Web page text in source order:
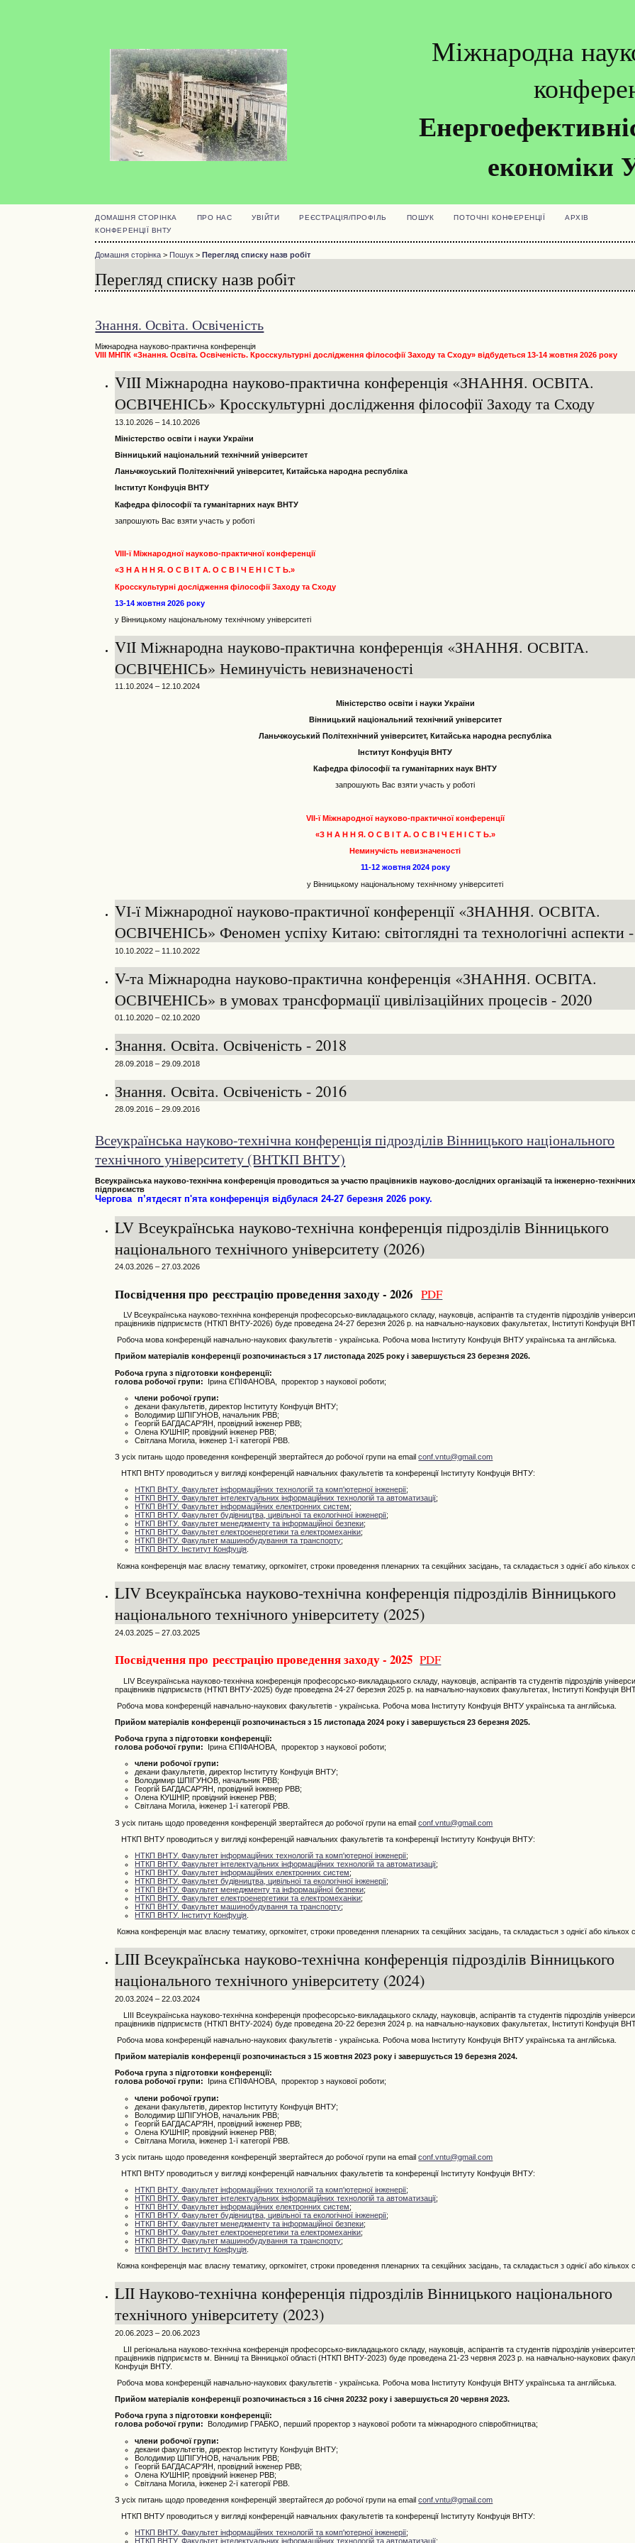
Міжнародна
економіки
ДОМАШНЯ СТОРІНКА ПРО НАС УВІЙТИ РЕЄСТРАЦІЯ/ПРОФІЛЬ ПОШУК ПОТОЧНІ КОНФЕРЕНЦІЇ
АРХІВ
КОНФЕРЕНЦІЇ ВНТУ
Домашня сторінка > Пошук > Перегляд списку назв робіт
Перегляд списку назв робіт
Знання. Освіта. Освіченість
Міжнародна науково-практична конференція
VIII МНПК «Знання. Освіта. Освіченість. Кросскультурні дослідження філософії Заходу та Сходу»відбудеться 13-14 жовтня 2026 року
VІII Міжнародна науково-практична конференція «ЗНАННЯ. ОСВІТА.
ОСВІЧЕНІСЬ» Кросскультурні дослідження філософії Заходу та Сходу
13.10.2026 – 14.10.2026
Міністерство освіти і науки України
Вінницький національний технічний університет
Ланьчжоуський Політехнічний університет, Китайська народна республіка
Інститут Конфуція ВНТУ
Кафедра філософії та гуманітарних наук ВНТУ
запрошують Вас взяти участь у роботі
VIII-ї Міжнародної науково-практичної конференції
«З Н А Н Н Я. О С В І Т А. О С В І Ч Е Н І С Т Ь.»
Кросскультурні дослідження філософії Заходу та Сходу
13-14 жовтня 2026 року
у Вінницькому національному технічному університеті
VІI Міжнародна науково-практична конференція «ЗНАННЯ. ОСВІТА.
ОСВІЧЕНІСЬ» Неминучість невизначеності
11.10.2024 – 12.10.2024
Міністерство освіти і науки України
Вінницький національний технічний університет
Ланьчжоуський Політехнічний університет, Китайська народна республіка
Інститут Конфуція ВНТУ
Кафедра філософії та гуманітарних наук ВНТУ
запрошують Вас взяти участь у роботі
VII-ї Міжнародної науково-практичної конференції
«З Н А Н Н Я. О С В І Т А. О С В І Ч Е Н І С Т Ь.»
Неминучість невизначеності
11-12 жовтня 2024 року
у Вінницькому національному технічному університеті
VІ-ї Міжнародної науково-практичної конференції «ЗНАННЯ. ОСВІТА.
ОСВІЧЕНІСЬ» Феномен успіху Китаю: світоглядні та технологічні аспекти
10.10.2022 – 11.10.2022
V-та Міжнародна науково-практична конференція «ЗНАННЯ. ОСВІТА.
ОСВІЧЕНІСЬ» в умовах трансформації цивілізаційних процесів - 2020
01.10.2020 – 02.10.2020
Знання. Освіта. Освіченість - 2018
28.09.2018 – 29.09.2018
Знання. Освіта. Освіченість - 2016
28.09.2016 – 29.09.2016
Всеукраїнська науково-технічна конференція підрозділів Вінницького національного
технічного університету (ВНТКП ВНТУ)
Всеукраїнськанауково-технічна конференціяпроводиться за участю працівників науково-дослідних організацій та інженерно-
підприємств
Чергова п’ятдесятп'ята конференція відбулася 24-27 березня 2026 року.
LV Всеукраїнська науково-технічна конференція підрозділів Вінницького
національного технічного університету (2026)
24.03.2026 – 27.03.2026
Посвідчення про реєстрацію проведення заходу - 2026 PDF
LV Всеукраїнська науково-технічна конференція професорсько-викладацького складу, науковців, аспірантів та студентів підрозділів
працівників підприємств (НТКП ВНТУ-2026) буде проведена 24-27 березня 2026 р. на навчально-наукових факультетах, Інституті Конфуція
Робоча мова конференцій навчально-наукових факультетів - українська. Робоча мова Інституту Конфуція ВНТУ українська та англійська.
Прийом матеріалів конференції розпочинається з 17 листопада 2025 року і завершується 23 березня 2026.
Робоча група з підготовки конференції:
голова робочої групи:
Ірина ЄПІФАНОВА, проректор з наукової роботи;
члени робочої групи:
декани факультетів, директор Інституту Конфуція ВНТУ;
Володимир ШПІГУНОВ, начальник РВВ;
Георгій БАГДАСАР'ЯН, провідний інженер РВВ;
Олена КУШНІР, провідний інженер РВВ;
Світлана Могила, інженер 1-ї категорії РВВ.
З усіх питань щодо проведення конференцій звертайтеся до робочої групи на emailconf.vntu@gmail.com
НТКП ВНТУ проводиться у вигляді конференцій навчальних факультетів та конференції Інституту Конфуція ВНТУ:
НТКП ВНТУ. Факультет інформаційних технологій та комп'ютерної інженерії;
НТКП ВНТУ. Факультет інтелектуальних інформаційних технологій та автоматизації;
НТКП ВНТУ. Факультет інформаційних електронних систем;
НТКП ВНТУ.Факультет будівництва, цивільної та екологічної інженерії;
НТКП ВНТУ. Факультет менеджменту та інформаційної безпеки;
НТКП ВНТУ. Факультет електроенергетики та електромеханіки;
НТКП ВНТУ. Факультет машинобудування та транспорту;
НТКП ВНТУ. Інститут Конфуція
Кожна конференція має власну тематику, оргкомітет, строки проведення пленарних та секційних засідань, та складається з однієї або кількох
LIV Всеукраїнська науково-технічна конференція підрозділів Вінницького
національного технічного університету (2025)
24.03.2025 – 27.03.2025
Посвідчення про реєстрацію проведення заходу - 2025 PDF
LIV Всеукраїнська науково-технічна конференція професорсько-викладацького складу, науковців, аспірантів та студентів підрозділів
працівників підприємств (НТКП ВНТУ-2025) буде проведена 24-27 березня 2025 р. на навчально-наукових факультетах, Інституті Конфуція
Робоча мова конференцій навчально-наукових факультетів - українська. Робоча мова Інституту Конфуція ВНТУ українська та англійська.
Прийом матеріалів конференції розпочинається з 15 листопада 2024 року і завершується 23 березня 2025.
Робоча група з підготовки конференції:
голова робочої групи:
Ірина ЄПІФАНОВА, проректор з наукової роботи;
члени робочої групи:
декани факультетів, директор Інституту Конфуція ВНТУ;
Володимир ШПІГУНОВ, начальник РВВ;
Георгій БАГДАСАР'ЯН, провідний інженер РВВ;
Олена КУШНІР, провідний інженер РВВ;
Світлана Могила, інженер 1-ї категорії РВВ.
З усіх питань щодо проведення конференцій звертайтеся до робочої групи на emailconf.vntu@gmail.com
НТКП ВНТУ проводиться у вигляді конференцій навчальних факультетів та конференції Інституту Конфуція ВНТУ:
НТКП ВНТУ. Факультет інформаційних технологій та комп'ютерної інженерії;
НТКП ВНТУ. Факультет інтелектуальних інформаційних технологій та автоматизації;
НТКП ВНТУ. Факультет інформаційних електронних систем;
НТКП ВНТУ.Факультет будівництва, цивільної та екологічної інженерії;
НТКП ВНТУ. Факультет менеджменту та інформаційної безпеки;
НТКП ВНТУ. Факультет електроенергетики та електромеханіки;
НТКП ВНТУ. Факультет машинобудування та транспорту;
НТКП ВНТУ. Інститут Конфуція
Кожна конференція має власну тематику, оргкомітет, строки проведення пленарних та секційних засідань, та складається з однієї або кількох
LIII Всеукраїнська науково-технічна конференція підрозділів Вінницького
національного технічного університету (2024)
20.03.2024 – 22.03.2024
LIII Всеукраїнська науково-технічна конференція професорсько-викладацького складу, науковців, аспірантів та студентів підрозділів
працівників підприємств (НТКП ВНТУ-2024) буде проведена 20-22 березня 2024 р. на навчально-наукових факультетах, Інституті Конфуція
Робоча мова конференцій навчально-наукових факультетів - українська. Робоча мова Інституту Конфуція ВНТУ українська та англійська.
Прийом матеріалів конференції розпочинається з 15 жовтня 2023 року і завершується 19 березня 2024.
Робоча група з підготовки конференції:
голова робочої групи:
Ірина ЄПІФАНОВА, проректор з наукової роботи;
члени робочої групи:
декани факультетів, директор Інституту Конфуція ВНТУ;
Володимир ШПІГУНОВ, начальник РВВ;
Георгій БАГДАСАР'ЯН, провідний інженер РВВ;
Олена КУШНІР, провідний інженер РВВ;
Світлана Могила, інженер 1-ї категорії РВВ.
З усіх питань щодо проведення конференцій звертайтеся до робочої групи на emailconf.vntu@gmail.com
НТКП ВНТУ проводиться у вигляді конференцій навчальних факультетів та конференції Інституту Конфуція ВНТУ:
НТКП ВНТУ. Факультет інформаційних технологій та комп'ютерної інженерії;
НТКП ВНТУ. Факультет інтелектуальних інформаційних технологій та автоматизації;
НТКП ВНТУ. Факультет інформаційних електронних систем;
НТКП ВНТУ.Факультет будівництва, цивільної та екологічної інженерії;
НТКП ВНТУ. Факультет менеджменту та інформаційної безпеки;
НТКП ВНТУ. Факультет електроенергетики та електромеханіки;
НТКП ВНТУ. Факультет машинобудування та транспорту;
НТКП ВНТУ. Інститут Конфуція
Кожна конференція має власну тематику, оргкомітет, строки проведення пленарних та секційних засідань, та складається з однієї або кількох
LII Науково-технічна конференція підрозділів Вінницького національного
технічного університету (2023)
20.06.2023 – 20.06.2023
LII регіональна науково-технічна конференція професорсько-викладацького складу, науковців, аспірантів та студентів підрозділів
працівників підприємств м. Вінниці та Вінницької області (НТКП ВНТУ-2023) буде проведена 21-23 червня 2023 р. на навчально-наукових
Конфуція ВНТУ.
Робоча мова конференцій навчально-наукових факультетів - українська. Робоча мова Інституту Конфуція ВНТУ українська та англійська.
Прийом матеріалів конференції розпочинається з 16 січня 20232 року і завершується 20 червня 2023.
Робоча група з підготовки конференції:
голова робочої групи:
Володимир ГРАБКО, перший проректор з наукової роботи та міжнародного співробітництва;
члени робочої групи:
декани факультетів, директор Інституту Конфуція ВНТУ;
Володимир ШПІГУНОВ, начальник РВВ;
Георгій БАГДАСАР'ЯН, провідний інженер РВВ;
Олена КУШНІР, провідний інженер РВВ;
Світлана Могила, інженер 2-ї категорії РВВ.
З усіх питань щодо проведення конференцій звертайтеся до робочої групи на emailconf.vntu@gmail.com
НТКП ВНТУ проводиться у вигляді конференцій навчальних факультетів та конференції Інституту Конфуція ВНТУ:
НТКП ВНТУ. Факультет інформаційних технологій та комп'ютерної інженерії;
НТКП ВНТУ. Факультет інтелектуальних інформаційних технологій та автоматизації;